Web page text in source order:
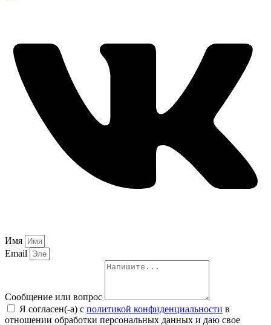
Имя
Email
Сообщение или вопрос
Я согласен(-а) с политикой конфиденциальности в
отношении обработки персональных данных и даю свое